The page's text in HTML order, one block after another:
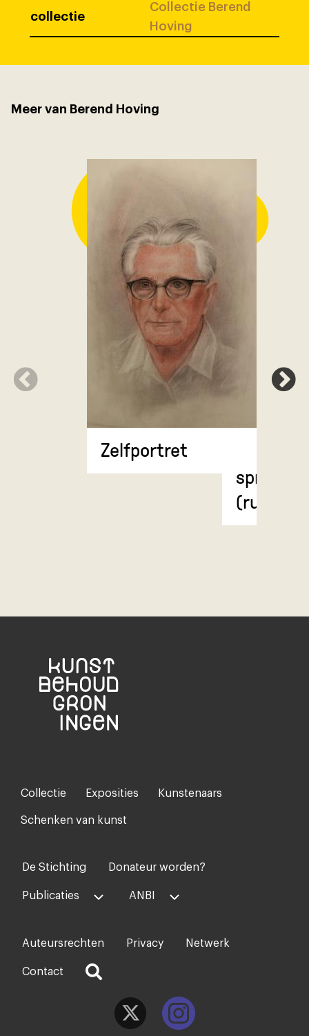
collectie
Collectie Berend
Hoving
Meer van Berend Hoving
Zelfportret
Footer-
menu
Collectie Exposities Kunstenaars
Schenken van kunst
Voet
midden
De Stichting Donateur worden?
Publicaties ANBI
Voet
rechts
Auteursrechten Privacy Netwerk
Contact